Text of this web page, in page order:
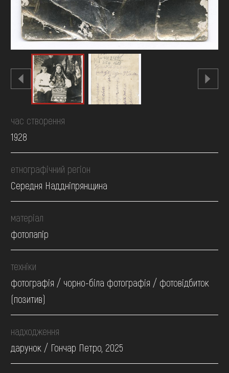
час створення
1928
етнографічний регіон
Середня Наддніпрянщина
матеріал
фотопапір
техніки
фотографія / чорно-біла фотографія / фотовідбиток
(позитив)
надходження
дарунок / Гончар Петро, 2025